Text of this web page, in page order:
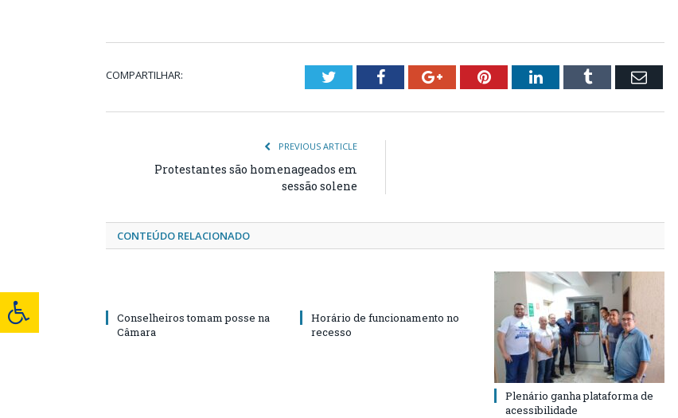
COMPARTILHAR: TwitterFacebookGoogle+PinterestLinkedInTumblr Email
PREVIOUS ARTICLE
Protestantes são homenageados em
sessão solene
CONTEÚDO RELACIONADO
Conselheiros tomam posse na
Câmara
Horário de funcionamento no
recesso
Plenário ganha plataforma de
acessibilidade